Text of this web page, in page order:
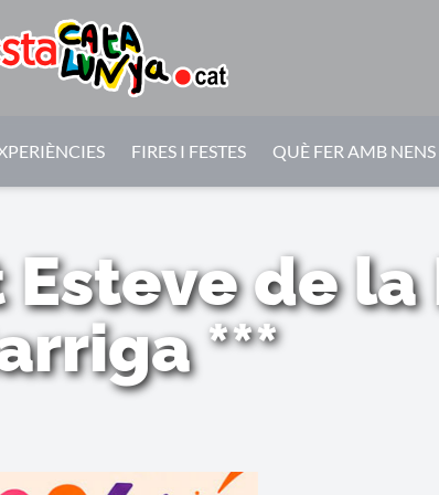
FIRES I FESTES QUÈ FER AMB NENS
de la
***